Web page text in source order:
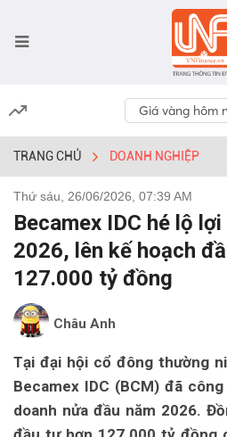
Giá vàng hôm
TRANG CHỦ DOANH NGHIỆP
Thứ sáu, 26/06/2026, 07:39 AM
Becamex IDC hé lộ
2026, lên kế hoạch
127.000 tỷ đồng
Châu Anh
Tại đại hội cổ đông thường
Becamex IDC (BCM) đã
doanh nửa đầu năm 2026.